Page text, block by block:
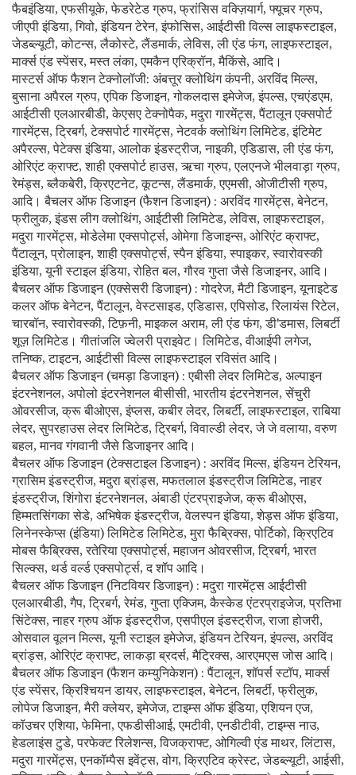
फैबइंडिया, एफसीयूके, फेडरेटेड ग्रुप, फ्रांसिस वक्ज़ियार्ग, फ्यूचर ग्रुप,
जीएपी इंडिया, गिवो, इंडियन टेरेन, इंफोसिस, आईटीसी विल्स लाइफस्टाइल,
जेडब्ल्यूटी, कोटन्स, लैकोस्टे, लैंडमार्क, लेविस, ली एंड फंग, लाइफस्टाइल,
मार्क्स एंड स्पेंसर, मस्त लंका, एमकैन एरिक्रॉन, मैकिंसे, आदि।
मास्टर्स ऑफ फैशन टेक्नोलॉजी: अंबत्तूर क्लोथिंग कंपनी, अरविंद मिल्स,
बुसाना अपैरल ग्रुप, एपिक डिजाइन, गोकलदास इमेजेज, इंपल्स, एचएंडएम,
आईटीसी एलआरबीडी, केएसए टेक्नोपैक, मदुरा गारमेंट्स, पैंटालून एक्सपोर्ट
गारमेंट्स, ट्रिबर्ग, टेक्सपोर्ट गारमेंट्स, नेटवर्क क्लोथिंग लिमिटेड, इंटिमेट
अपैरल्स, पेटेक्स इंडिया, आलोक इंडस्ट्रीज, नाइकी, एडिडास, ली एंड फंग,
ओरिएंट क्राफ्ट, शाही एक्सपोर्ट हाउस, ऋचा ग्रुप, एलएनजे भीलवाड़ा ग्रुप,
रेमंड्स, ब्लैकबेरी, क्रिएटनेट, कूटन्स, लैंडमार्क, एएमसी, ओजीटीसी ग्रुप,
आदि। बैचलर ऑफ डिजाइन (फैशन डिजाइन) : अरविंद गारमेंट्स, बेनेटन,
फ्रीलुक, इंडस लीग क्लोथिंग, आईटीसी लिमिटेड, लेविस, लाइफस्टाइल,
मदुरा गारमेंट्स, मोडेलेमा एक्सपोर्ट्स, ओमेगा डिजाइन्स, ओरिएंट क्राफ्ट,
पैंटालून, प्रोलाइन, शाही एक्सपोर्ट्स, स्पैन इंडिया, स्पाइकर, स्वारोवस्की
इंडिया, यूनी स्टाइल इंडिया, रोहित बल, गौरव गुप्ता जैसे डिजाइनर, आदि।
बैचलर ऑफ डिजाइन (एक्सेसरी डिजाइन) : गोदरेज, मैटी डिजाइन, यूनाइटेड
कलर ऑफ बेनेटन, पैंटालून, वेस्टसाइड, एडिडास, एपिसोड, रिलायंस रिटेल,
चारबॉन, स्वारोवस्की, टिफ़नी, माइकल अराम, ली एंड फंग, डी'डमास, लिबर्टी
शूज़ लिमिटेड। गीतांजलि ज्वेलरी प्राइवेट। लिमिटेड, वीआईपी लगेज,
तनिष्क, टाइटन, आईटीसी विल्स लाइफस्टाइल रविसंत आदि।
बैचलर ऑफ डिजाइन (चमड़ा डिजाइन) : एबीसी लेदर लिमिटेड, अल्पाइन
इंटरनेशनल, अपोलो इंटरनेशनल बीसीसी, भारतीय इंटरनेशनल, सेंचुरी
ओवरसीज, क्रू बीओएस, इंप्लस, कबीर लेदर, लिबर्टी, लाइफस्टाइल, राबिया
लेदर, सुपरहाउस लेदर लिमिटेड, ट्रिबर्ग, विवाल्डी लेदर, जे जे वलाया, वरुण
बहल, मानव गंगवानी जैसे डिजाइनर आदि।
बैचलर ऑफ डिजाइन (टेक्सटाइल डिजाइन) : अरविंद मिल्स, इंडियन टेरियन,
ग्रासिम इंडस्ट्रीज, मदुरा ब्रांड्स, मफतलाल इंडस्ट्रीज लिमिटेड, नाहर
इंडस्ट्रीज, शिंगोरा इंटरनेशनल, अंबाडी एंटरप्राइजेज, क्रू बीओएस,
हिम्मतसिंगका सेडे, अभिषेक इंडस्ट्रीज, वेलस्पन इंडिया, शेड्स ऑफ इंडिया,
लिनेनस्केप्स (इंडिया) लिमिटेड लिमिटेड, मुरा फैब्रिक्स, पोर्टिको, क्रिएटिव
मोबस फैब्रिक्स, रतेरिया एक्सपोर्ट्स, महाजन ओवरसीज, ट्रिबर्ग, भारत
सिल्क्स, थर्ड वर्ल्ड एक्सपोर्ट्स, द शॉप आदि।
बैचलर ऑफ डिजाइन (निटवियर डिजाइन) : मदुरा गारमेंट्स आईटीसी
एलआरबीडी, गैप, ट्रिबर्ग, रेमंड, गुप्ता एक्जिम, कैस्केड एंटरप्राइजेज, प्रतिभा
सिंटेक्स, नाहर ग्रुप ऑफ इंडस्ट्रीज, एसपीएल इंडस्ट्रीज, राजा होजरी,
ओसवाल वूलन मिल्स, यूनी स्टाइल इमेजेज, इंडियन टेरियन, इंपल्स, अरविंद
ब्रांड्स, ओरिएंट क्राफ्ट, लाकड़ा ब्रदर्स, मैट्रिक्स, आरएमएस जोस आदि।
बैचलर ऑफ डिजाइन (फैशन कम्युनिकेशन) : पैंटालून, शॉपर्स स्टॉप, मार्क्स
एंड स्पेंसर, क्रिश्चियन डायर, लाइफस्टाइल, बेनेटन, लिबर्टी, फ्रीलुक,
लोपेज डिजाइन, मैरी क्लेयर, इमेजेज, टाइम्स ऑफ इंडिया, एशियन एज,
कॉउचर एशिया, फेमिना, एफडीसीआई, एमटीवी, एनडीटीवी, टाइम्स नाउ,
हेडलाइंस टुडे, परफेक्ट रिलेशन्स, विजक्राफ्ट, ओगिल्वी एंड माथर, लिंटास,
मदुरा गारमेंट्स, एनकॉम्पैस इवेंट्स, वोग, क्रिएटिव क्रेस्ट, जेडब्ल्यूटी, आईसी,